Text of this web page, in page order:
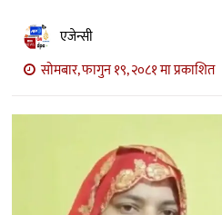
मनोरञ्जन
प्रविधि
एजेन्सी
सोमबार, फागुन १९, २०८१ मा प्रकाशित